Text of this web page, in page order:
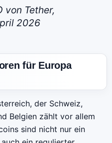
von Tether,
2026
für Europa
der Schweiz,
Belgien zählt vor allem
sind nicht nur ein